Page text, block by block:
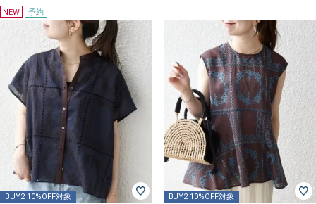
NEW 予約
BUY2 10%OFF対象 BUY2 10%OFF対象